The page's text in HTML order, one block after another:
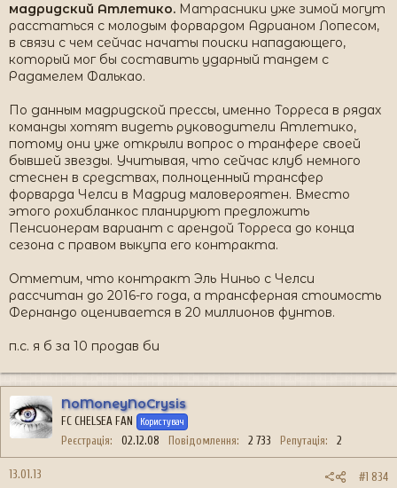
без Шахтер будет идти вперед".
мадридский Атлетико. Матрасники уже зимой могут
расстаться с молодым форвардом Адрианом Лопесом,
в связи с чем сейчас начаты поиски нападающего,
который мог бы составить ударный тандем с
Радамелем Фалькао.
По данным мадридской прессы, именно Торреса в рядах
команды хотят видеть руководители Атлетико,
потому они уже открыли вопрос о транфере своей
бывшей звезды. Учитывая, что сейчас клуб немного
стеснен в средствах, полноценный трансфер
форварда Челси в Мадрид маловероятен. Вместо
этого рохибланкос планируют предложить
Пенсионерам вариант с арендой Торреса до конца
сезона с правом выкупа его контракта.
Отметим, что контракт Эль Ниньо с Челси
рассчитан до 2016-го года, а трансферная стоимость
Фернандо оценивается в 20 миллионов фунтов.
п.с. я б за 10 продав би
NoMoneyNoCrysis
FC CHELSEA FAN Користувач
Реєстрація 02.12.08 Повідомлення 2 733 Репутація 2
13.01.13 #1 834